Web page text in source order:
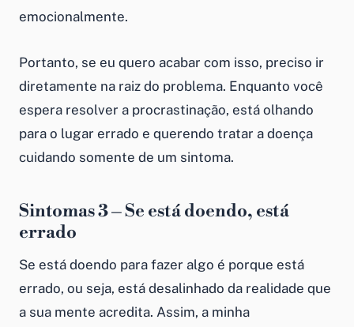
emocionalmente.
Portanto, se eu quero acabar com isso, preciso ir
diretamente na raiz do problema. Enquanto você
espera resolver a procrastinação, está olhando
para o lugar errado e querendo tratar a doença
cuidando somente de um sintoma.
Sintomas 3 – Se está doendo, está
errado
Se está doendo para fazer algo é porque está
errado, ou seja, está desalinhado da realidade que
a sua mente acredita. Assim, a minha